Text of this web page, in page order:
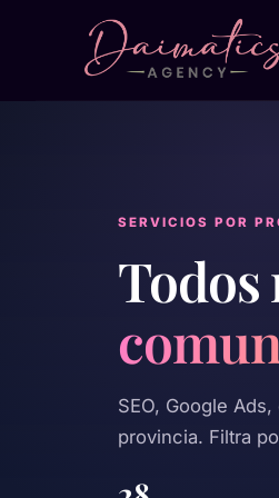
SERVICIOS POR
Todos
SEO, Google
provincia. Filtra